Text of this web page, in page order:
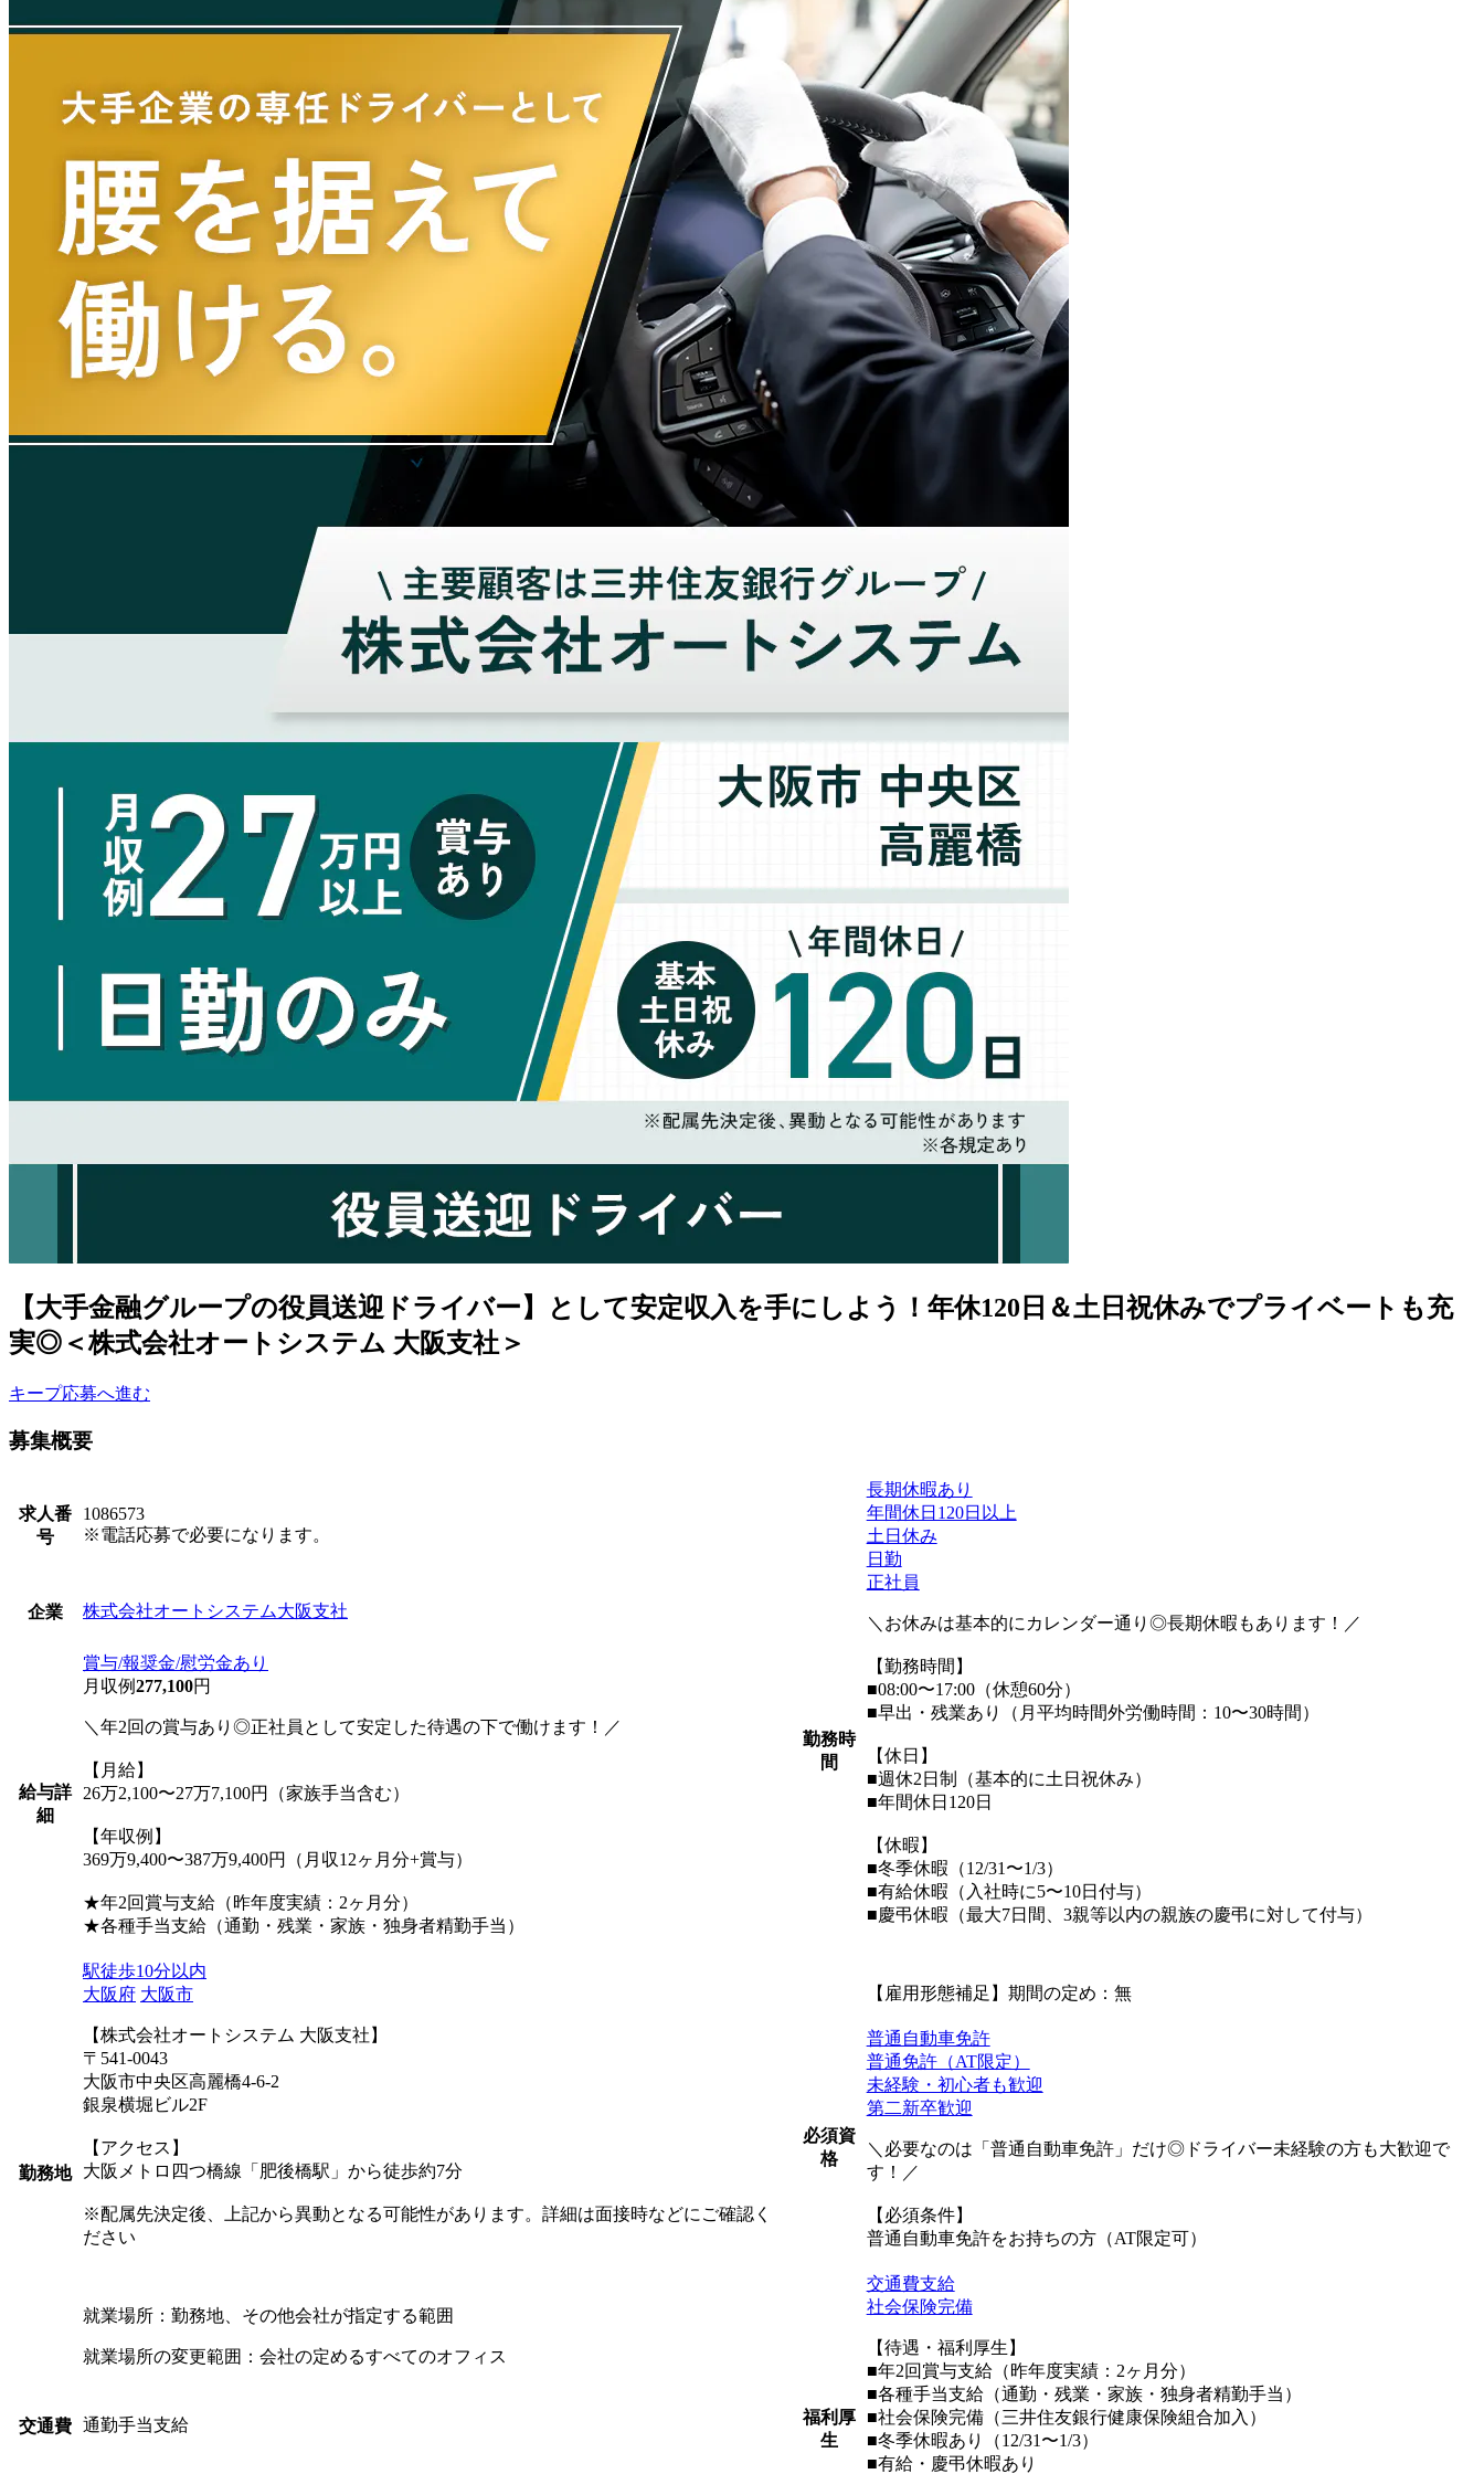
【大手金融グループの役員送迎ドライバー】として安定収入を手にしよう！年休120日＆土日祝休みでプライベートも充
実◎＜株式会社オートシステム 大阪支社＞
キープ応募へ進む
募集概要
求人番
号
1086573
※電話応募で必要になります。
企業 株式会社オートシステム大阪支社
給与詳
細
賞与/報奨金/慰労金あり
月収例277,100円
＼年2回の賞与あり◎正社員として安定した待遇の下で働けます！／
【月給】
26万2,100〜27万7,100円（家族手当含む）
【年収例】
369万9,400〜387万9,400円（月収12ヶ月分+賞与）
★年2回賞与支給（昨年度実績：2ヶ月分）
★各種手当支給（通勤・残業・家族・独身者精勤手当）
勤務地
駅徒歩10分以内
大阪府 大阪市
【株式会社オートシステム 大阪支社】
〒541-0043
大阪市中央区高麗橋4-6-2
銀泉横堀ビル2F
【アクセス】
大阪メトロ四つ橋線「肥後橋駅」から徒歩約7分
※配属先決定後、上記から異動となる可能性があります。詳細は面接時などにご確認く
ださい
就業場所：勤務地、その他会社が指定する範囲
就業場所の変更範囲：会社の定めるすべてのオフィス
交通費 通勤手当支給
勤務時
間
長期休暇あり
年間休日120日以上
土日休み
日勤
正社員
＼お休みは基本的にカレンダー通り◎長期休暇もあります！／
【勤務時間】
■08:00〜17:00（休憩60分）
■早出・残業あり（月平均時間外労働時間：10〜30時間）
【休日】
■週休2日制（基本的に土日祝休み）
■年間休日120日
【休暇】
■冬季休暇（12/31〜1/3）
■有給休暇（入社時に5〜10日付与）
■慶弔休暇（最大7日間、3親等以内の親族の慶弔に対して付与）
【雇用形態補足】期間の定め：無
必須資
格
普通自動車免許
普通免許（AT限定）
未経験・初心者も歓迎
第二新卒歓迎
＼必要なのは「普通自動車免許」だけ◎ドライバー未経験の方も大歓迎で
す！／
【必須条件】
普通自動車免許をお持ちの方（AT限定可）
福利厚
生
交通費支給
社会保険完備
【待遇・福利厚生】
■年2回賞与支給（昨年度実績：2ヶ月分）
■各種手当支給（通勤・残業・家族・独身者精勤手当）
■社会保険完備（三井住友銀行健康保険組合加入）
■冬季休暇あり（12/31〜1/3）
■有給・慶弔休暇あり